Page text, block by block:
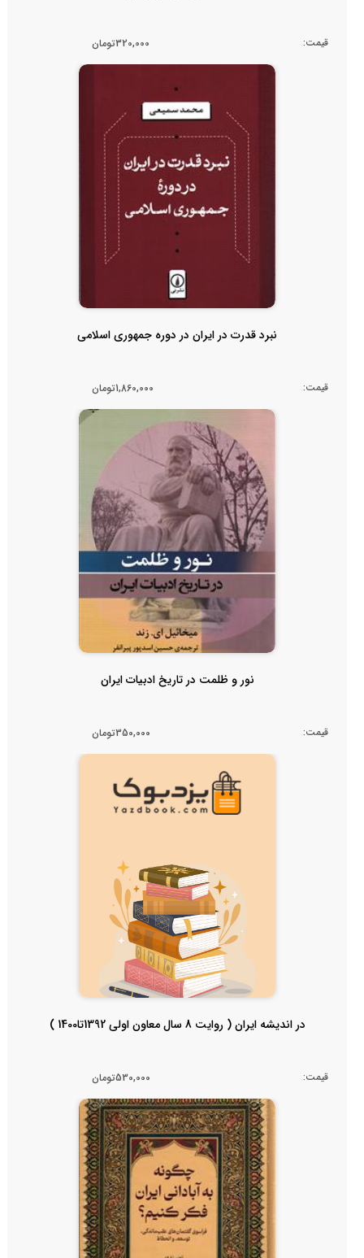
قیمت: 320,000تومان
نبرد قدرت در ایران در دوره جمهوری اسلامی
قیمت: 1,860,000تومان
نور و ظلمت در تاریخ ادبیات ایران
قیمت: 350,000تومان
در اندیشه ایران ( روایت 8 سال معاون اولی 1392تا1400 )
قیمت: 530,000تومان